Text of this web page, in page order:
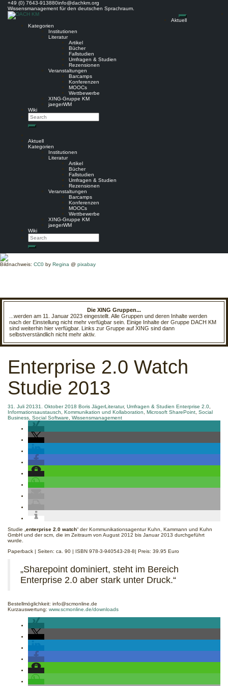
Skip
content
+49 (0) 7643-913880info@dachkm.org
Wissensmanagement für den deutschen Sprachraum.
Aktuell
Kategorien
Institutionen
Literatur
Artikel
Bücher
Fallstudien
Umfragen & Studien
Rezensionen
Veranstaltungen
Barcamps
Konferenzen
MOOCs
Wettbewerbe
XING-Gruppe KM
jaegerWM
Wiki
Search
Search
Aktuell
Kategorien
Institutionen
Literatur
Artikel
Bücher
Fallstudien
Umfragen & Studien
Rezensionen
Veranstaltungen
Barcamps
Konferenzen
MOOCs
Wettbewerbe
XING-Gruppe KM
jaegerWM
Wiki
Search
Search
Bildnachweis: CC0 by Regina @ pixabay
Die XING Gruppen...
...werden am 11. Januar 2023 eingestellt. Alle Gruppen und deren Inhalte werden
nach der Einstellung nicht mehr verfügbar sein. Einige Inhalte der Gruppe DACH KM
sind weiterhin hier verfügbar. Links zur Gruppe auf XING sind dann
selbstverständlich nicht mehr aktiv.
Enterprise 2.0 Watch
Studie 2013
31. Juli 20131. Oktober 2018 Boris JägerLiteratur, Umfragen & Studien Enterprise 2.0
Informationsaustausch
Kommunikation und Kollaboration Microsoft SharePoint Social
Business Social Software Wissensmanagement
Studie „ enterprise 2.0 watch“ der Kommunikationsagentur Kuhn, Kammann und Kuhn
GmbH und der scm, die im Zeitraum von August 2012 bis Januar 2013 durchgeführt
wurde.
Paperback | Seiten: ca. 90 | ISBN 978-3-940543-28-8| Preis: 39.95 Euro
„Sharepoint dominiert, steht im Bereich
Enterprise 2.0 aber stark unter Druck.“
Bestellmöglichkeit: info@scmonline.de
Kurzauswertung: www.scmonline.de/downloads